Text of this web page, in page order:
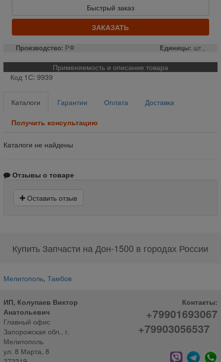
Быстрый заказ
ЗАКАЗАТЬ
Производство: РФ Единицы: шт.,
Применяемость и описание товара
Код 1С: 9939
Каталоги Гарантии Оплата Доставка
Получить консультацию
Каталоги не найдены
Отзывы о товаре
Оставить отзыв
Купить Запчасти на Дон-1500 в городах России
Мелитополь, Тамбов
ИП, Колупаев Виктор
Анатольевич
Главный офис
Запорожская обл., г.
Мелитополь
ул. 8 Марта, 8
Контакты:
+79901693067
+79903056537